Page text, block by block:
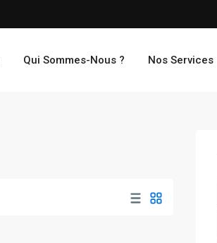
Qui Sommes-Nous ? Nos Services